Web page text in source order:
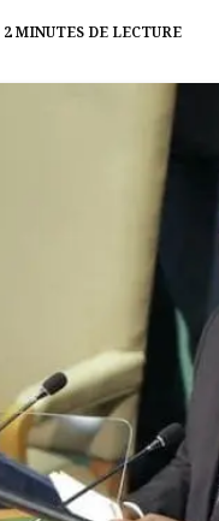
2 MINUTES DE LECTURE